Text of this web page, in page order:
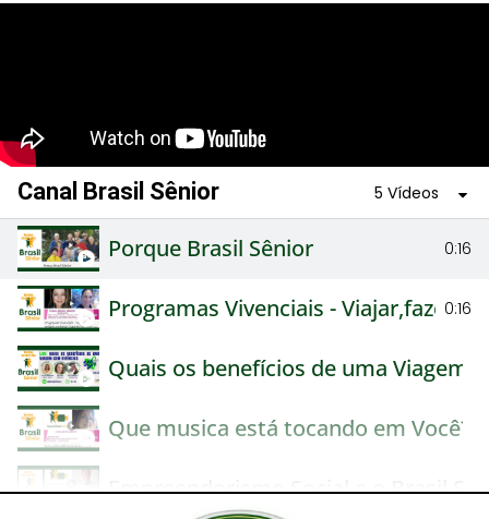
Canal Brasil Sênior 5 Vídeos
Porque Brasil Sênior 0:16
Programas Vivenciais - Viajar,fazer0:16
Quais os benefícios de uma Viagem
Que musica está tocando em Você?
Empreendorismo Social e o Brasil